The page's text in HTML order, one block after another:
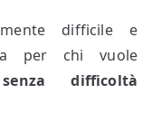
difficile e
per chi vuole
difficoltà